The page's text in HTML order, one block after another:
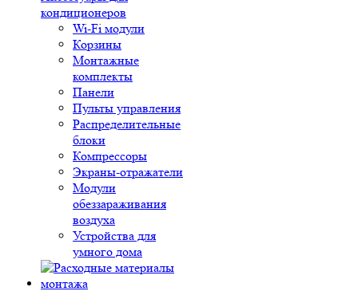
кондиционеров
Wi-Fi модули
Корзины
Монтажные
комплекты
Панели
Пульты управления
Распределительные
блоки
Компрессоры
Экраны-отражатели
Модули
обеззараживания
воздуха
Устройства для
умного дома